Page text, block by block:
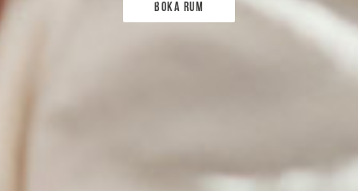
Boka rum